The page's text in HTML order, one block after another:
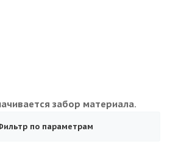
забор материала.
по параметрам